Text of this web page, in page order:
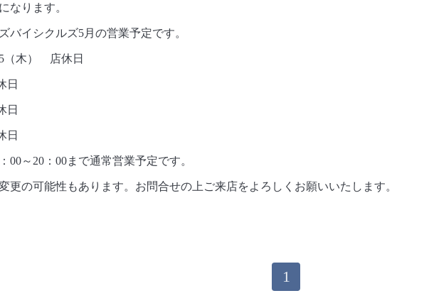
なります。
バイシクルズ5月の営業予定です。
5（木） 店休日
日
日
日
00～20：00まで通常営業予定です。
更の可能性もあります。お問合せの上ご来店をよろしくお願いいたします。
1